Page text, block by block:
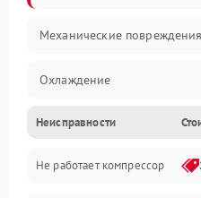
Механические повреждения
Охлаждение
Механика
Электропитание
Неисправности
Не работает компрессор